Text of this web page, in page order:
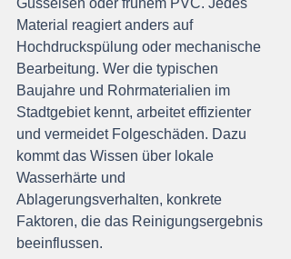
Gusseisen oder frühem PVC. Jedes
Material reagiert anders auf
Hochdruckspülung oder mechanische
Bearbeitung. Wer die typischen
Baujahre und Rohrmaterialien im
Stadtgebiet kennt, arbeitet effizienter
und vermeidet Folgeschäden. Dazu
kommt das Wissen über lokale
Wasserhärte und
Ablagerungsverhalten, konkrete
Faktoren, die das Reinigungsergebnis
beeinflussen.